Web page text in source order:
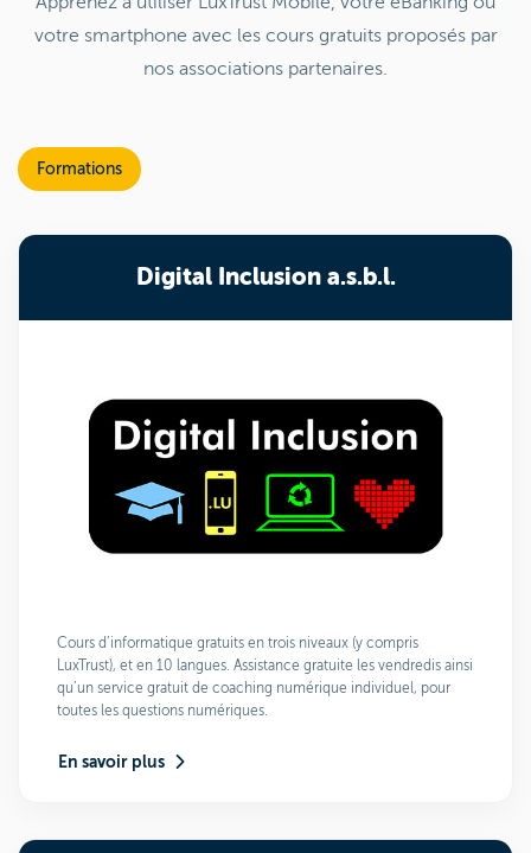
votre smartphone avec les cours gratuits proposés par
nos associations partenaires.
Formations
Digital Inclusion a.s.b.l.
Cours d’informatique gratuits en trois niveaux (y compris
LuxTrust), et en 10 langues. Assistance gratuite les vendredis ainsi
qu’un service gratuit de coaching numérique individuel, pour
toutes les questions numériques.
En savoir plus